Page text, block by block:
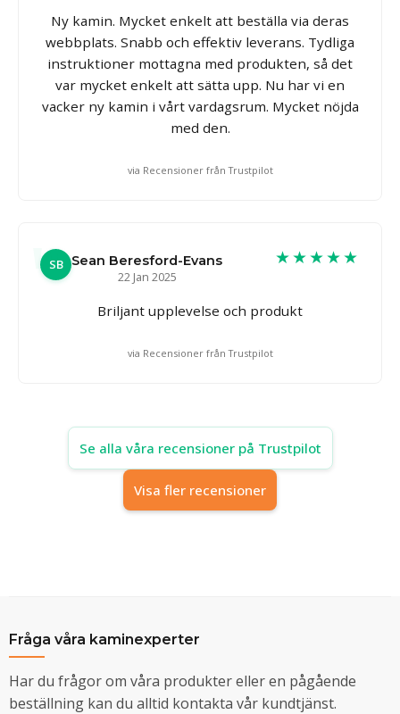
Ny kamin. Mycket enkelt att beställa via deras
webbplats. Snabb och effektiv leverans. Tydliga
instruktioner mottagna med produkten, så det
var mycket enkelt att sätta upp. Nu har vi en
vacker ny kamin i vårt vardagsrum. Mycket nöjda
med den.
via Recensioner från Trustpilot
SB Sean Beresford-Evans
22 Jan 2025
★★★★★
Briljant upplevelse och produkt
via Recensioner från Trustpilot
Se alla våra recensioner på Trustpilot
Visa fler recensioner
Fråga våra kaminexperter
Har du frågor om våra produkter eller en pågående
beställning kan du alltid kontakta vår kundtjänst.